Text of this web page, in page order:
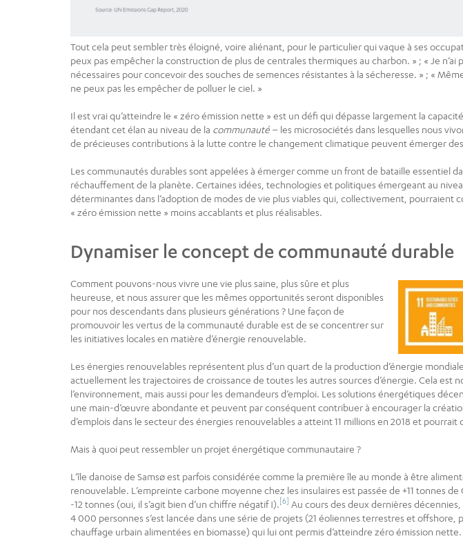
Tout cela peut sembler très éloigné, voire aliénant, pour le particulier qui vaque à ses
peux pas empêcher la construction de plus de centrales thermiques au charbon. » ; « Je n’ai
nécessaires pour concevoir des souches de semences résistantes à la sécheresse. » ; «
ne peux pas les empêcher de polluer le ciel. »
Il est vrai qu’atteindre le « zéro émission nette » est un défi qui dépasse largement la
étendant cet élan au niveau de la communauté – les microsociétés dans lesquelles nous
de précieuses contributions à la lutte contre le changement climatique peuvent émerger
Les communautés durables sont appelées à émerger comme un front de bataille essentiel
réchauffement de la planète. Certaines idées, technologies et politiques émergeant au
déterminantes dans l’adoption de modes de vie plus viables qui, collectivement, pourraient
« zéro émission nette » moins accablants et plus réalisables.
Dynamiser le concept de communauté durable
Comment pouvons-nous vivre une vie plus saine, plus sûre et plus
heureuse, et nous assurer que les mêmes opportunités seront disponibles
pour nos descendants dans plusieurs générations ? Une façon de
promouvoir les vertus de la communauté durable est de se concentrer sur
les initiatives locales en matière d’énergie renouvelable.
Les énergies renouvelables représentent plus d’un quart de la production d’énergie
actuellement les trajectoires de croissance de toutes les autres sources d’énergie. Cela est
l’environnement, mais aussi pour les demandeurs d’emploi. Les solutions énergétiques
une main-d’œuvre abondante et peuvent par conséquent contribuer à encourager la
d’emplois dans le secteur des énergies renouvelables a atteint 11 millions en 2018 et pourrait
Mais à quoi peut ressembler un projet énergétique communautaire ?
L’île danoise de Samsø est parfois considérée comme la première île au monde à être
renouvelable. L’empreinte carbone moyenne chez les insulaires est passée de +11 tonnes de
-12 tonnes (oui, il s’agit bien d’un chiffre négatif !).[6] Au cours des deux dernières
4 000 personnes s’est lancée dans une série de projets (21 éoliennes terrestres et offshore,
chauffage urbain alimentées en biomasse) qui lui ont permis d’atteindre zéro émission nette.